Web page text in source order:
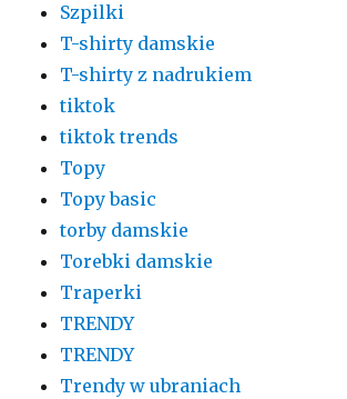
Szpilki
T-shirty damskie
T-shirty z nadrukiem
tiktok
tiktok trends
Topy
Topy basic
torby damskie
Torebki damskie
Traperki
TRENDY
TRENDY
Trendy w ubraniach